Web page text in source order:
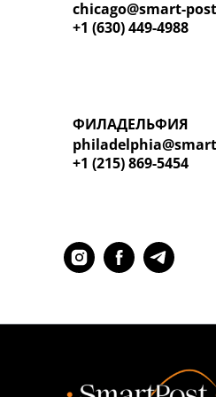
chicago@smart-
+1 (630) 449-4988
ФИЛАДЕЛЬФИЯ
+1 (215) 869-5454